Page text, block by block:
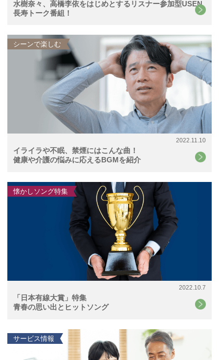
水樹奈々、高橋李依をはじめとするリスナー参加型USEN
長寿トーク番組！
2022.11.10
イライラや不眠、禁煙にはこんな曲！
健康や介護の悩みに応えるBGMを紹介
シーンで楽しむ
2022.10.7
「日本有線大賞」特集
青春の思い出とヒットソング
懐かしソング特集
サービス情報